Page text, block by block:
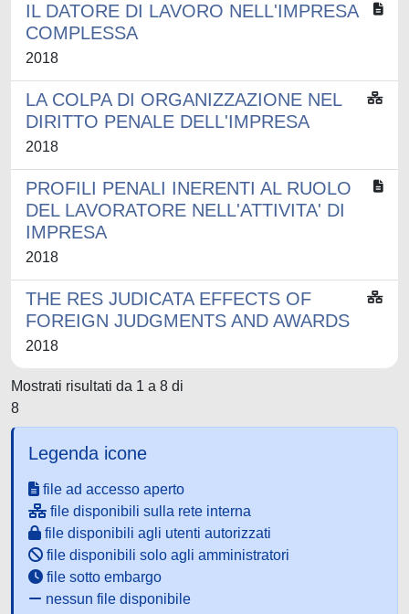
IL DATORE DI LAVORO NELL'IMPRESA
COMPLESSA
2018
LA COLPA DI ORGANIZZAZIONE NEL
DIRITTO PENALE DELL'IMPRESA
2018
PROFILI PENALI INERENTI AL RUOLO
DEL LAVORATORE NELL'ATTIVITA' DI
IMPRESA
2018
THE RES JUDICATA EFFECTS OF
FOREIGN JUDGMENTS AND AWARDS
2018
Mostrati risultati da 1 a 8 di
8
Legenda icone
file ad accesso aperto
file disponibili sulla rete interna
file disponibili agli utenti autorizzati
file disponibili solo agli amministratori
file sotto embargo
nessun file disponibile